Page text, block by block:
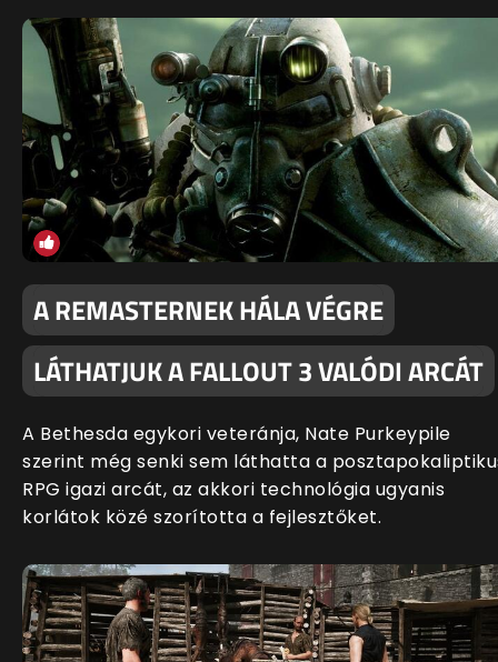
A REMASTERNEK HÁLA VÉGRE
LÁTHATJUK A FALLOUT 3 VALÓDI ARCÁT
A Bethesda egykori veteránja, Nate Purkeypile
szerint még senki sem láthatta a
RPG igazi arcát, az akkori technológia ugyanis
korlátok közé szorította a fejlesztőket.